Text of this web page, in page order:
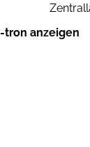
tron anzeigen